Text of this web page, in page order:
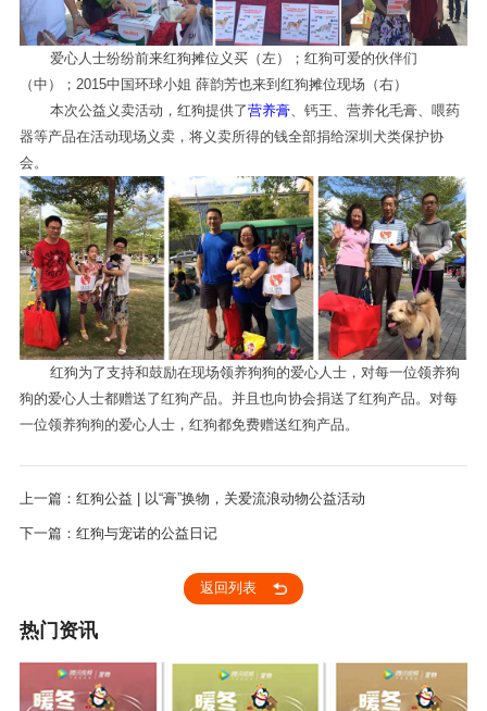
爱心人士纷纷前来红狗摊位义买（左）；红狗可爱的伙伴们
（中）；2015中国环球小姐 薛韵芳也来到红狗摊位现场（右）
本次公益义卖活动，红狗提供了营养膏、钙王、营养化毛膏、喂药
器等产品在活动现场义卖，将义卖所得的钱全部捐给深圳犬类保护协
会。
红狗为了支持和鼓励在现场领养狗狗的爱心人士，对每一位领养狗
狗的爱心人士都赠送了红狗产品。并且也向协会捐送了红狗产品。对每
一位领养狗狗的爱心人士，红狗都免费赠送红狗产品。
上一篇：红狗公益 | 以“膏”换物，关爱流浪动物公益活动
下一篇：红狗与宠诺的公益日记
返回列表
热门资讯